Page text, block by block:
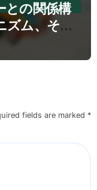
との関係構
ズム、そし
fields are marked *